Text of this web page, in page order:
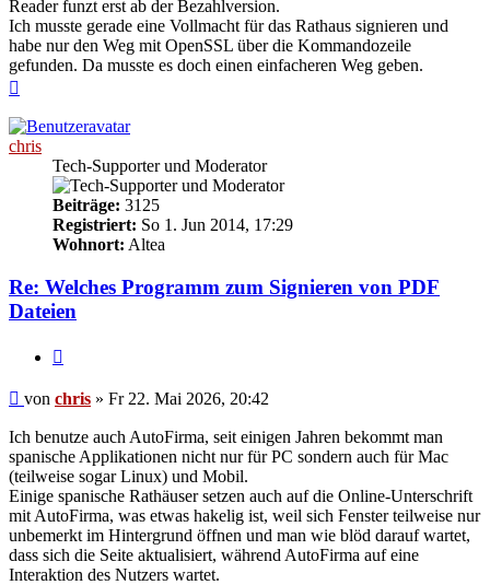
Reader funzt erst ab der Bezahlversion.
Ich musste gerade eine Vollmacht für das Rathaus signieren und
habe nur den Weg mit OpenSSL über die Kommandozeile
gefunden. Da musste es doch einen einfacheren Weg geben.
chris
Tech-Supporter und Moderator
Beiträge: 3125
Registriert: So 1. Jun 2014, 17:29
Wohnort: Altea
Re: Welches Programm zum Signieren von PDF
Dateien
Beitrag
von chris » Fr 22. Mai 2026, 20:42
Ich benutze auch AutoFirma, seit einigen Jahren bekommt man
spanische Applikationen nicht nur für PC sondern auch für Mac
(teilweise sogar Linux) und Mobil.
Einige spanische Rathäuser setzen auch auf die Online-Unterschrift
mit AutoFirma, was etwas hakelig ist, weil sich Fenster teilweise nur
unbemerkt im Hintergrund öffnen und man wie blöd darauf wartet,
dass sich die Seite aktualisiert, während AutoFirma auf eine
Interaktion des Nutzers wartet.